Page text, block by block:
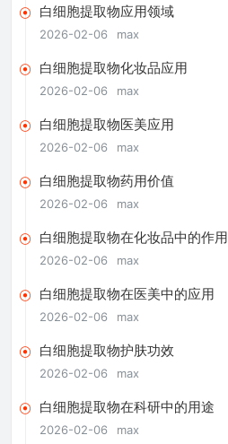
白细胞提取物应用领域
2026-02-06 max
白细胞提取物化妆品应用
2026-02-06 max
白细胞提取物医美应用
2026-02-06 max
白细胞提取物药用价值
2026-02-06 max
白细胞提取物在化妆品中的作用
2026-02-06 max
白细胞提取物在医美中的应用
2026-02-06 max
白细胞提取物护肤功效
2026-02-06 max
白细胞提取物在科研中的用途
2026-02-06 max